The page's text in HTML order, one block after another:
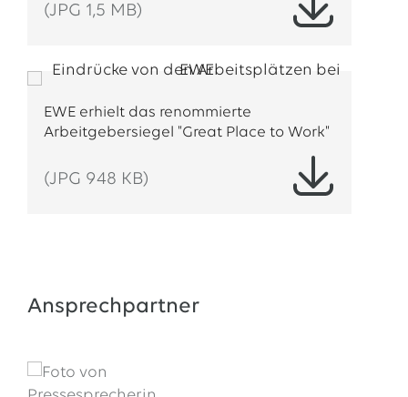
(JPG 1,5 MB)
EWE erhielt das renommierte
Arbeitgebersiegel "Great Place to Work"
(JPG 948 KB)
Ansprechpartner